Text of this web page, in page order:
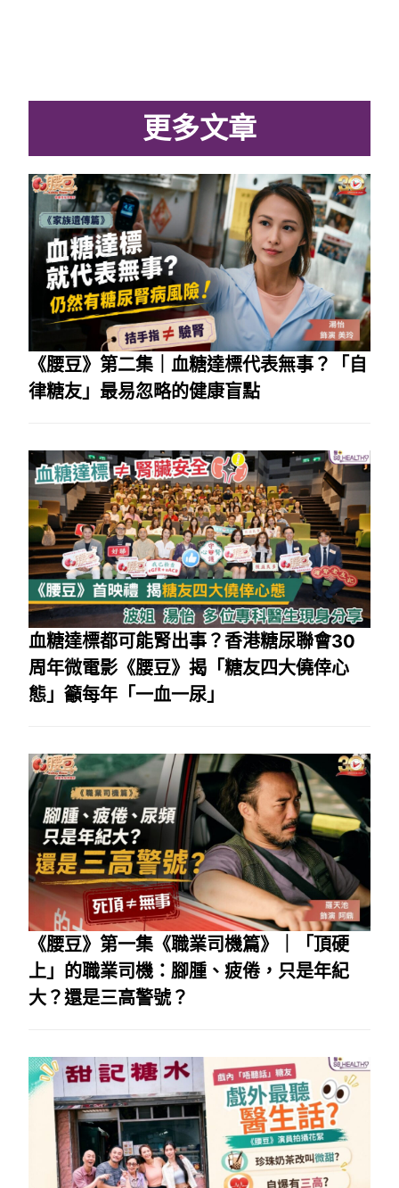
更多文章
《腰豆》第二集｜血糖達標代表無事？「自
律糖友」最易忽略的健康盲點
血糖達標都可能腎出事？香港糖尿聯會30
周年微電影《腰豆》揭「糖友四大僥倖心
態」籲每年「一血一尿」
《腰豆》第一集《職業司機篇》｜「頂硬
上」的職業司機：腳腫、疲倦，只是年紀
大？還是三高警號？